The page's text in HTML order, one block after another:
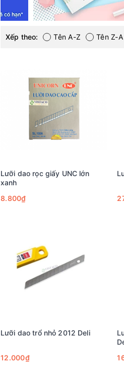
Xếp theo: Tên A-Z Tên Z-A
Lưỡi dao rọc giấy UNC lớn
xanh
8.800₫
Lưỡi dao trổ nhỏ 2012 Deli
12.000₫